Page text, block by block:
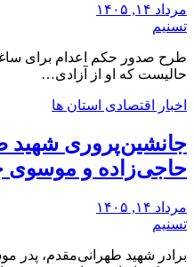
مرداد ۱۴, ۱۴۰۵
تسنیم
طرح صدور حکم اعدام برای
حالیست که او از آزادی…
اخبار اقتصادی استان ها
جانشین‌پروری شهید
حاجی‌زاده و موسوی
مرداد ۱۴, ۱۴۰۵
تسنیم
برادر شهید طهرانی‌مقدم، پدر